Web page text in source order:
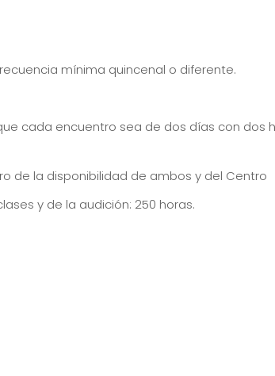
mínima quincenal o diferente.
cada encuentro sea de dos días con dos
de la disponibilidad de ambos y del Centro
y de la audición: 250 horas.